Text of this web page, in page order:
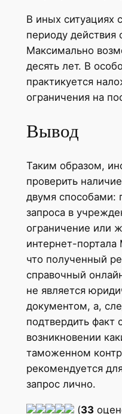
В иных ситуациях
периоду действия
Максимально
десять лет. В
практикуется
ограничения на
Вывод
Таким образом,
проверить
двумя способами:
запроса в
ограничение или
интернет-
что полученный
справочный
не является
документом, а,
подтвердить факт
возникновении
таможенном
рекомендуется
запрос лично.
(33